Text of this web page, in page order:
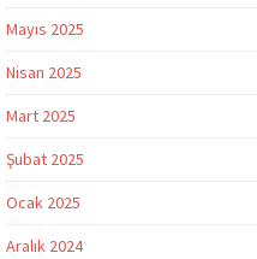
Mayıs 2025
Nisan 2025
Mart 2025
Şubat 2025
Ocak 2025
Aralık 2024